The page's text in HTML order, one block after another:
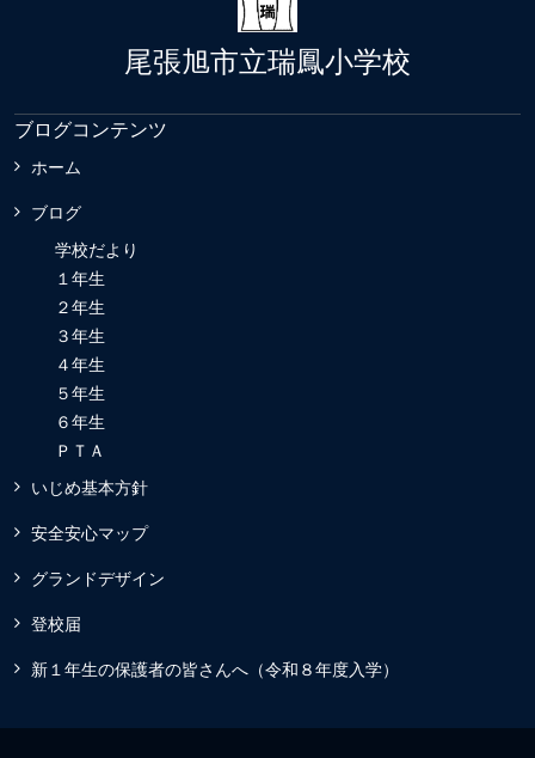
尾張旭市立瑞鳳小学校
ブログコンテンツ
ホーム
ブログ
学校だより
１年生
２年生
３年生
４年生
５年生
６年生
ＰＴＡ
いじめ基本方針
安全安心マップ
グランドデザイン
登校届
新１年生の保護者の皆さんへ（令和８年度入学）